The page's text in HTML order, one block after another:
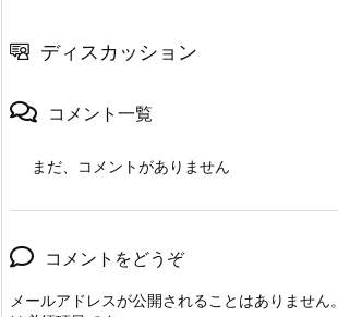
ディスカッション
コメント一覧
まだ、コメントがありません
コメントをどうぞ
メールアドレスが公開されることはありません。